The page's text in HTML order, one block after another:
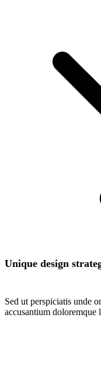
Unique design
Sed ut perspiciatis unde
accusantium doloremque